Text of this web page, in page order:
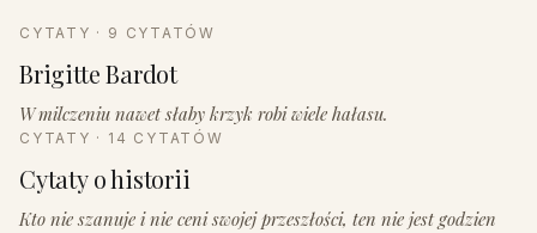
CYTATY · 9 CYTATÓW
Brigitte Bardot
W milczeniu nawet słaby krzyk robi wiele hałasu.
CYTATY · 14 CYTATÓW
Cytaty o historii
Kto nie szanuje i nie ceni swojej przeszłości, ten nie jest godzien